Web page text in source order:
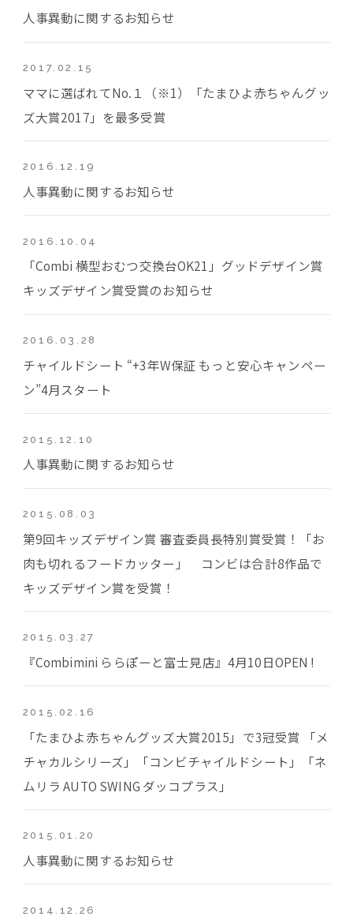
人事異動に関するお知らせ
2017.02.15
ママに選ばれてNo.１（※1）「たまひよ赤ちゃんグッ
ズ大賞2017」を最多受賞
2016.12.19
人事異動に関するお知らせ
2016.10.04
「Combi 横型おむつ交換台OK21」グッドデザイン賞
キッズデザイン賞受賞のお知らせ
2016.03.28
チャイルドシート “+3年W保証 もっと安心キャンペー
ン”4月スタート
2015.12.10
人事異動に関するお知らせ
2015.08.03
第9回キッズデザイン賞 審査委員長特別賞受賞！「お
肉も切れるフードカッター」 コンビは合計8作品で
キッズデザイン賞を受賞！
2015.03.27
『Combimini ららぽーと富士見店』4月10日OPEN !
2015.02.16
「たまひよ赤ちゃんグッズ大賞2015」で3冠受賞 「メ
チャカルシリーズ」「コンビチャイルドシート」「ネ
ムリラ AUTO SWING ダッコプラス」
2015.01.20
人事異動に関するお知らせ
2014.12.26